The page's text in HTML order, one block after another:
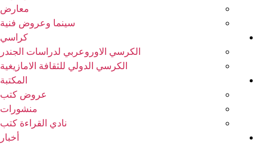
معارض
سينما وعروض فنية
كراسي
الكرسي الاوروعربي لدراسات الجندر
الكرسي الدولي للثقافة الامازيغية
المكتبة
عروض كتب
منشورات
نادي القراءة كتب
أخبار